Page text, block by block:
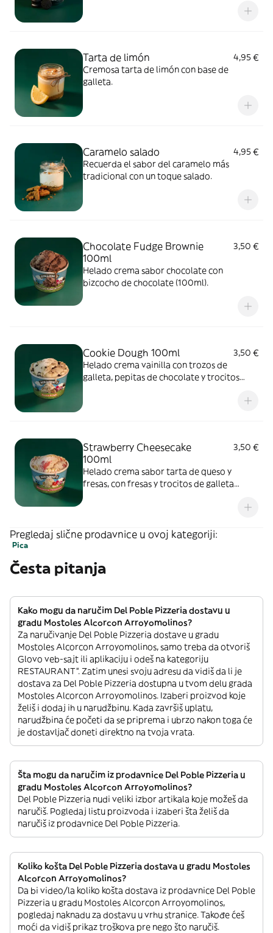
Tarta de limón
4,95 €
Cremosa tarta de limón con base de
galleta.
Caramelo salado
4,95 €
Recuerda el sabor del caramelo más
tradicional con un toque salado.
Chocolate Fudge Brownie
100ml
3,50 €
Helado crema sabor chocolate con
bizcocho de chocolate (100ml).
Cookie Dough 100ml
3,50 €
Helado crema vainilla con trozos de
galleta, pepitas de chocolate y trocitos
Strawberry Cheesecake
100ml
3,50 €
Helado crema sabor tarta de queso y
fresas, con fresas y trocitos de galleta
Pregledaj slične prodavnice u ovoj kategoriji:
Pica
Česta pitanja
Kako mogu da naručim Del Poble Pizzeria dostavu u
gradu Mostoles Alcorcon Arroyomolinos?
Za naručivanje Del Poble Pizzeria dostave u gradu
Mostoles Alcorcon Arroyomolinos, samo treba da otvoriš
Glovo veb-sajt ili aplikaciju i odeš na kategoriju
RESTAURANT”. Zatim unesi svoju adresu da vidiš da li je
dostava za Del Poble Pizzeria dostupna u tvom delu grada
Mostoles Alcorcon Arroyomolinos. Izaberi proizvod koje
želiš i dodaj ih u narudžbinu. Kada završiš uplatu,
narudžbina će početi da se priprema i ubrzo nakon toga će
je dostavljač doneti direktno na tvoja vrata.
Šta mogu da naručim iz prodavnice Del Poble Pizzeria u
gradu Mostoles Alcorcon Arroyomolinos?
Del Poble Pizzeria nudi veliki izbor artikala koje možeš da
naručiš. Pogledaj listu proizvoda i izaberi šta želiš da
naručiš iz prodavnice Del Poble Pizzeria.
Koliko košta Del Poble Pizzeria dostava u gradu Mostoles
Alcorcon Arroyomolinos?
Da bi video/la koliko košta dostava iz prodavnice Del Poble
Pizzeria u gradu Mostoles Alcorcon Arroyomolinos,
pogledaj naknadu za dostavu u vrhu stranice. Takođe ćeš
moći da vidiš prikaz troškova pre nego što naručiš.